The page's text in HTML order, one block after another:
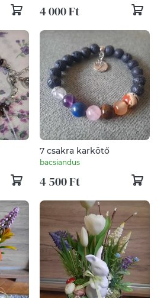
4 000 Ft
7 csakra karkötő
bacsiandus
4 500 Ft